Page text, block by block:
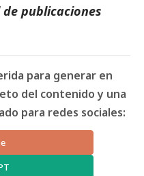
publicaciones
para generar en
del contenido y una
para redes sociales: